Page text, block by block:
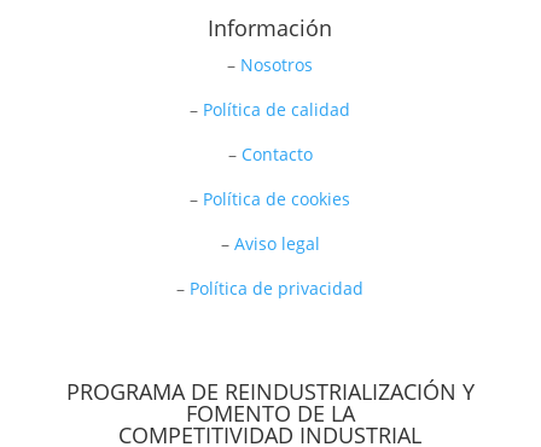
Información
– Nosotros
– Política de calidad
– Contacto
– Política de cookies
– Aviso legal
– Política de privacidad
PROGRAMA DE REINDUSTRIALIZACIÓN Y
FOMENTO DE LA
COMPETITIVIDAD INDUSTRIAL